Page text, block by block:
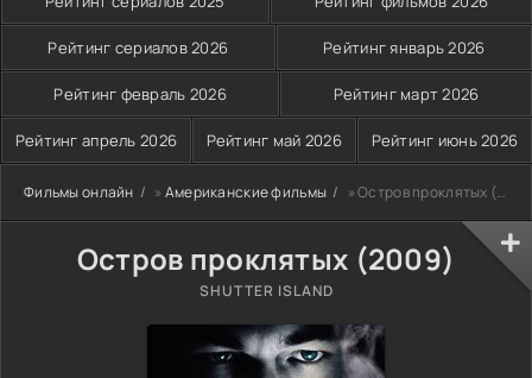
Рейтинг сериалов 2026 Рейтинг январь 2026
Рейтинг февраль 2026 Рейтинг март 2026
Рейтинг апрель 2026 Рейтинг май 2026 Рейтинг июнь 2026
Фильмы онлайн » Американские фильмы » Остров проклятых (2009)
Остров проклятых (2009)
SHUTTER ISLAND